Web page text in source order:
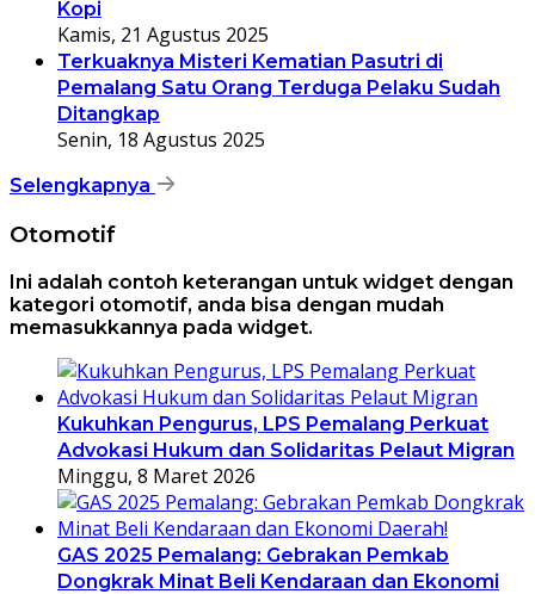
Kopi
Kamis, 21 Agustus 2025
Terkuaknya Misteri Kematian Pasutri di
Pemalang Satu Orang Terduga Pelaku Sudah
Ditangkap
Senin, 18 Agustus 2025
Selengkapnya
Otomotif
Ini adalah contoh keterangan untuk widget dengan
kategori otomotif, anda bisa dengan mudah
memasukkannya pada widget.
Kukuhkan Pengurus, LPS Pemalang Perkuat
Advokasi Hukum dan Solidaritas Pelaut Migran
Minggu, 8 Maret 2026
GAS 2025 Pemalang: Gebrakan Pemkab
Dongkrak Minat Beli Kendaraan dan Ekonomi